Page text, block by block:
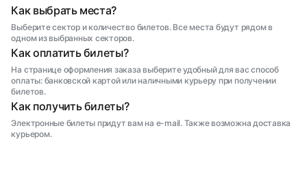
Как выбрать места?
Выберите сектор и количество билетов. Все места будут рядом в
одном из выбранных секторов.
Как оплатить билеты?
На странице оформления заказа выберите удобный для вас способ
оплаты: банковской картой или наличными курьеру при получении
билетов.
Как получить билеты?
Электронные билеты придут вам на e-mail. Также возможна доставка
курьером.